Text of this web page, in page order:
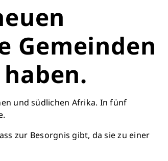
Gemeinden
und südlichen Afrika. In fünf
zur Besorgnis gibt, da sie zu einer
Schließen
Leben
z.B.
zur
Krankheit,